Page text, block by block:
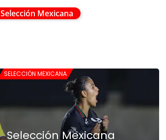
Selección Mexicana
SELECCIÓN MEXICANA
Selección Mexicana